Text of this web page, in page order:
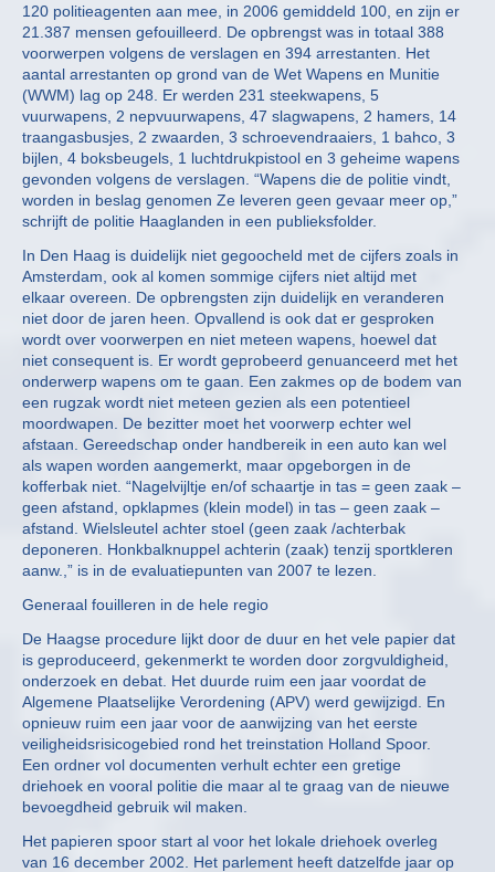
120 politieagenten aan mee, in 2006 gemiddeld 100, en zijn er
21.387 mensen gefouilleerd. De opbrengst was in totaal 388
voorwerpen volgens de verslagen en 394 arrestanten. Het
aantal arrestanten op grond van de Wet Wapens en Munitie
(WWM) lag op 248. Er werden 231 steekwapens, 5
vuurwapens, 2 nepvuurwapens, 47 slagwapens, 2 hamers, 14
traangasbusjes, 2 zwaarden, 3 schroevendraaiers, 1 bahco, 3
bijlen, 4 boksbeugels, 1 luchtdrukpistool en 3 geheime wapens
gevonden volgens de verslagen. “Wapens die de politie vindt,
worden in beslag genomen Ze leveren geen gevaar meer op,”
schrijft de politie Haaglanden in een publieksfolder.
In Den Haag is duidelijk niet gegoocheld met de cijfers zoals in
Amsterdam, ook al komen sommige cijfers niet altijd met
elkaar overeen. De opbrengsten zijn duidelijk en veranderen
niet door de jaren heen. Opvallend is ook dat er gesproken
wordt over voorwerpen en niet meteen wapens, hoewel dat
niet consequent is. Er wordt geprobeerd genuanceerd met het
onderwerp wapens om te gaan. Een zakmes op de bodem van
een rugzak wordt niet meteen gezien als een potentieel
moordwapen. De bezitter moet het voorwerp echter wel
afstaan. Gereedschap onder handbereik in een auto kan wel
als wapen worden aangemerkt, maar opgeborgen in de
kofferbak niet. “Nagelvijltje en/of schaartje in tas = geen zaak –
geen afstand, opklapmes (klein model) in tas – geen zaak –
afstand. Wielsleutel achter stoel (geen zaak /achterbak
deponeren. Honkbalknuppel achterin (zaak) tenzij sportkleren
aanw.,” is in de evaluatiepunten van 2007 te lezen.
Generaal fouilleren in de hele regio
De Haagse procedure lijkt door de duur en het vele papier dat
is geproduceerd, gekenmerkt te worden door zorgvuldigheid,
onderzoek en debat. Het duurde ruim een jaar voordat de
Algemene Plaatselijke Verordening (APV) werd gewijzigd. En
opnieuw ruim een jaar voor de aanwijzing van het eerste
veiligheidsrisicogebied rond het treinstation Holland Spoor.
Een ordner vol documenten verhult echter een gretige
driehoek en vooral politie die maar al te graag van de nieuwe
bevoegdheid gebruik wil maken.
Het papieren spoor start al voor het lokale driehoek overleg
van 16 december 2002. Het parlement heeft datzelfde jaar op